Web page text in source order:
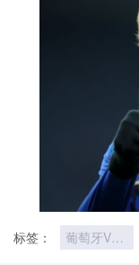
标签：
葡萄牙VS